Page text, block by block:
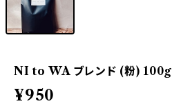
NI to WA ブレンド (粉) 100g
¥950